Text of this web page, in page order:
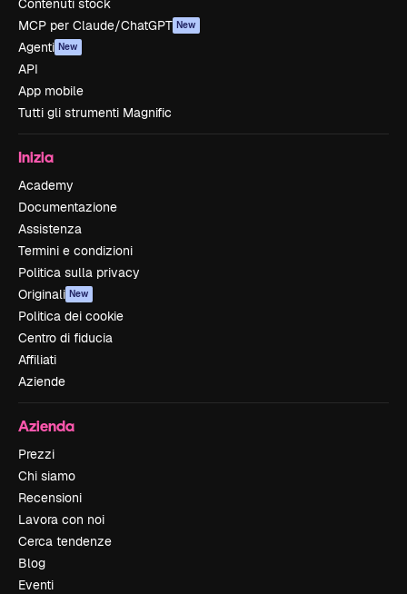
Contenuti stock
MCP per Claude/ChatGPT New
Agenti New
API
App mobile
Tutti gli strumenti Magnific
Inizia
Academy
Documentazione
Assistenza
Termini e condizioni
Politica sulla privacy
Originali New
Politica dei cookie
Centro di fiducia
Affiliati
Aziende
Azienda
Prezzi
Chi siamo
Recensioni
Lavora con noi
Cerca tendenze
Blog
Eventi